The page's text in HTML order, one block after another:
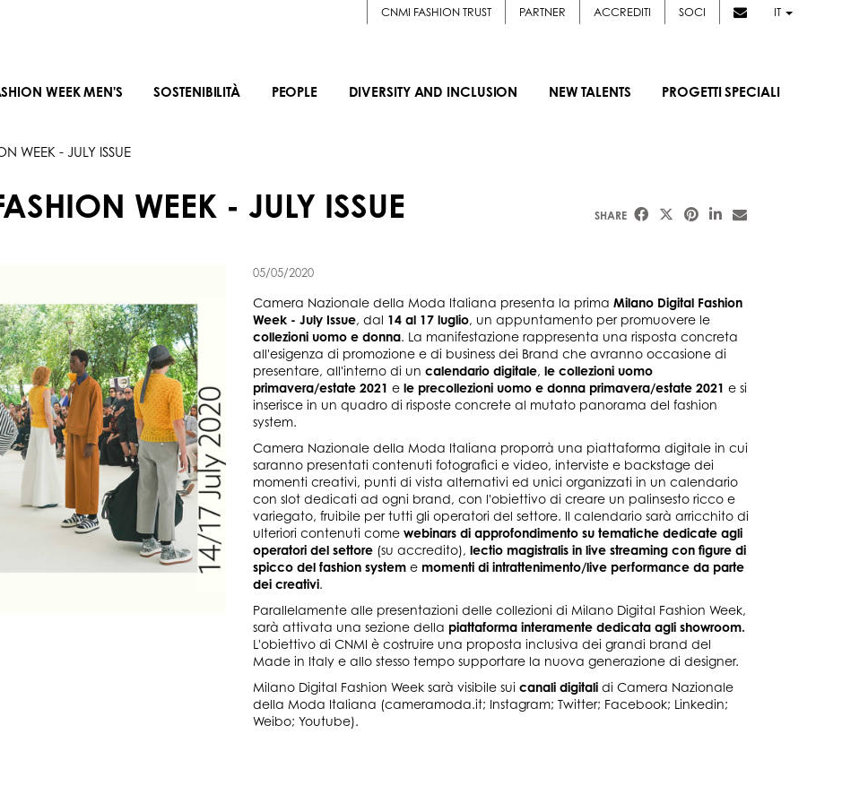
CNMI FASHION TRUST PARTNER ACCREDITI SOCI IT
WEEK MEN'S SOSTENIBILITÀ PEOPLE DIVERSITY AND INCLUSION NEW TALENTS PROGETTI SPECIALI
WEEK - JULY ISSUE
WEEK - JULY ISSUE SHARE
05/05/2020
Camera Nazionale della Moda Italiana presenta la prima Milano Digital Fashion
Week - July Issue, dal 14 al 17 luglio, un appuntamento per promuovere le
collezioni uomo e donna. La manifestazione rappresenta una risposta concreta
all'esigenza di promozione e di business dei Brand che avranno occasione di
presentare, all'interno di un calendario digitale, le collezioni uomo
primavera/estate 2021 e le precollezioni uomo e donna primavera/estate 2021 e si
inserisce in un quadro di risposte concrete al mutato panorama del fashion
system.
Camera Nazionale della Moda Italiana proporrà una piattaforma digitale in cui
saranno presentati contenuti fotografici e video, interviste e backstage dei
momenti creativi, punti di vista alternativi ed unici organizzati in un calendario
con slot dedicati ad ogni brand, con l'obiettivo di creare un palinsesto ricco e
variegato, fruibile per tutti gli operatori del settore. Il calendario sarà arricchito di
ulteriori contenuti come webinars di approfondimento su tematiche dedicate agli
operatori del settore (su accredito), lectio magistralis in live streaming con figure di
spicco del fashion system e momenti di intrattenimento/live performance da parte
dei creativi.
Parallelamente alle presentazioni delle collezioni di Milano Digital Fashion Week,
sarà attivata una sezione della piattaforma interamente dedicata agli showroom.
L'obiettivo di CNMI è costruire una proposta inclusiva dei grandi brand del
Made in Italy e allo stesso tempo supportare la nuova generazione di designer.
Milano Digital Fashion Week sarà visibile sui canali digitali di Camera Nazionale
della Moda Italiana (cameramoda.it; Instagram; Twitter; Facebook; Linkedin;
Weibo; Youtube).